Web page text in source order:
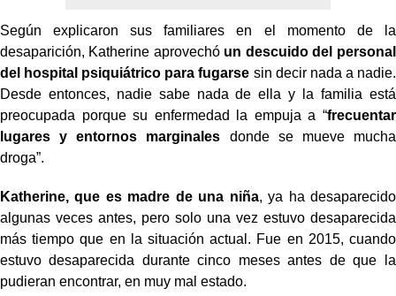
Según explicaron sus familiares en el momento de la
desaparición, Katherine aprovechó un descuido del personal
del hospital psiquiátrico para fugarse sin decir nada a nadie.
Desde entonces, nadie sabe nada de ella y la familia está
preocupada porque su enfermedad la empuja a “frecuentar
lugares y entornos marginales donde se mueve mucha
droga”.
Katherine, que es madre de una niña, ya ha desaparecido
algunas veces antes, pero solo una vez estuvo desaparecida
más tiempo que en la situación actual. Fue en 2015, cuando
estuvo desaparecida durante cinco meses antes de que la
pudieran encontrar, en muy mal estado.